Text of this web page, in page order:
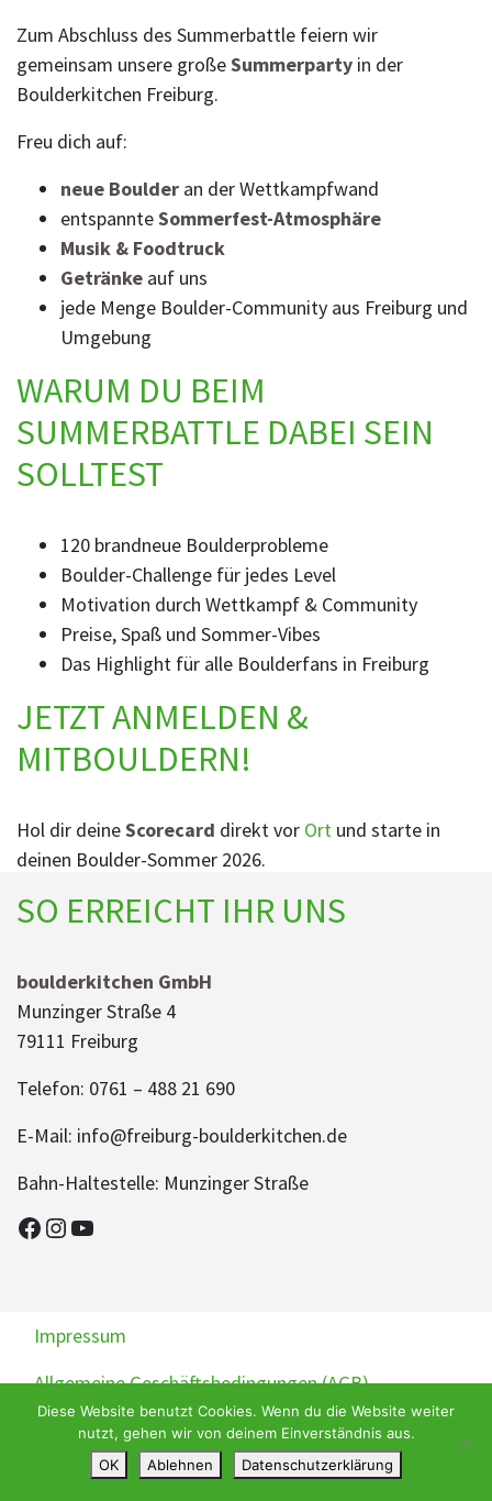
Zum Abschluss des Summerbattle feiern wir
gemeinsam unsere großeSummerparty in der
Boulderkitchen Freiburg.
Freu dich auf:
neue Boulder an der Wettkampfwand
entspannteSommerfest-Atmosphäre
Musik & Foodtruck
Getränke auf uns
jede Menge Boulder-Community aus Freiburg und
Umgebung
WARUM DU BEIM
SUMMERBATTLE DABEI SEIN
SOLLTEST
120 brandneue Boulderprobleme
Boulder-Challenge für jedes Level
Motivation durch Wettkampf & Community
Preise, Spaß und Sommer-Vibes
Das Highlight für alle Boulderfans in Freiburg
JETZT ANMELDEN &
MITBOULDERN!
Hol dir deineScorecard direkt vor Ort und starte in
deinen Boulder-Sommer 2026.
SO ERREICHT IHR UNS
boulderkitchen GmbH
Munzinger Straße 4
79111 Freiburg
Telefon: 0761 – 488 21 690
E-Mail: info@freiburg-boulderkitchen.de
Bahn-Haltestelle: Munzinger Straße
Facebook
Instagram
YouTube
Impressum
Allgemeine Geschäftsbedingungen (AGB)
Datenschutzerklärung
Widerrufsbelehrung
Teilnahmebedingungen
Diese Website benutzt Cookies. Wenn du die Website weiter
nutzt, gehen wir von deinem Einverständnis aus.
OK
Ablehnen Datenschutzerklärung